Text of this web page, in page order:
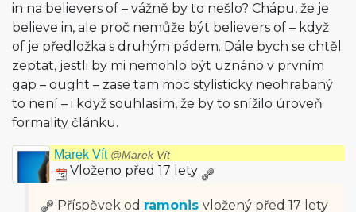
in na believers of – vážně by to nešlo? Chápu, že je
believe in, ale proč nemůže být believers of – když
of je předložka s druhým pádem. Dále bych se chtěl
zeptat, jestli by mi nemohlo být uznáno v prvním
gap – ought – zase tam moc stylisticky neohrabaný
to není – i když souhlasím, že by to snížilo úroveň
formality článku.
Marek Vít @Marek Vít
Vloženo před 17 lety
Příspěvek od ramonis vložený před 17 lety